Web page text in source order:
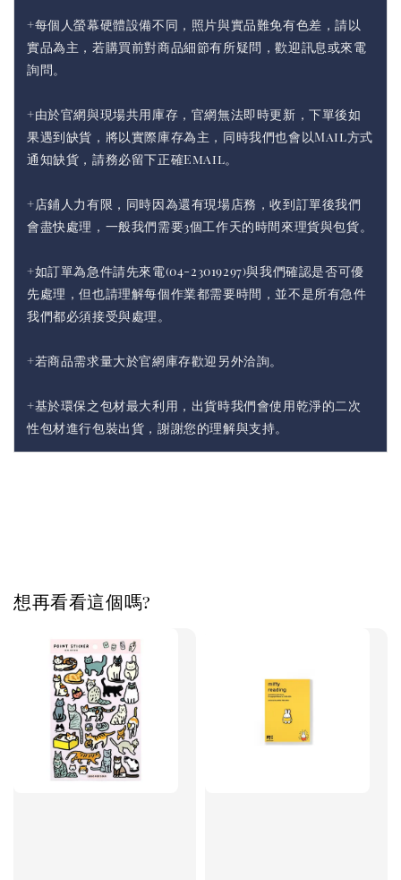
+每個人螢幕硬體設備不同，照片與實品難免有色差，請以
實品為主，若購買前對商品細節有所疑問，歡迎訊息或來電
詢問。
+由於官網與現場共用庫存，官網無法即時更新，下單後如
果遇到缺貨，將以實際庫存為主，同時我們也會以Mail方式
通知缺貨，請務必留下正確Email。
+店鋪人力有限，同時因為還有現場店務，收到訂單後我們
會盡快處理，一般我們需要3個工作天的時間來理貨與包貨。
+如訂單為急件請先來電(04-23019297)與我們確認是否可優
先處理，但也請理解每個作業都需要時間，並不是所有急件
我們都必須接受與處理。
+若商品需求量大於官網庫存歡迎另外洽詢。
+基於環保之包材最大利用，出貨時我們會使用乾淨的二次
性包材進行包裝出貨，謝謝您的理解與支持。
想再看看這個嗎?